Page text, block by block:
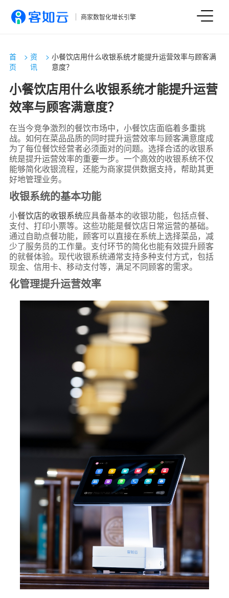
商家数智化增长引擎
首
页
>资
讯
> 小餐饮店用什么收银系统才能提升运营效率与顾客满
意度？
小餐饮店用什么收银系统才能提升运营
效率与顾客满意度？
在当今竞争激烈的餐饮市场中，小餐饮店面临着多重挑
战。如何在菜品品质的同时提升运营效率与顾客满意度成
为了每位餐饮经营者必须面对的问题。选择合适的收银系
统是提升运营效率的重要一步。一个高效的收银系统不仅
能够简化收银流程，还能为商家提供数据支持，帮助其更
好地管理业务。
收银系统的基本功能
小餐饮店的收银系统应具备基本的收银功能，包括点餐、
支付、打印小票等。这些功能是餐饮店日常运营的基础。
通过自助点餐功能，顾客可以直接在系统上选择菜品，减
少了服务员的工作量。支付环节的简化也能有效提升顾客
的就餐体验。现代收银系统通常支持多种支付方式，包括
现金、信用卡、移动支付等，满足不同顾客的需求。
化管理提升运营效率